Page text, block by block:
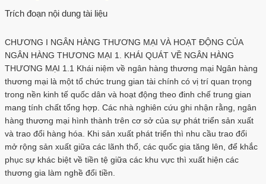
Trích đoạn nội dung tài liệu
CHƯƠNG I NGÂN HÀNG THƯƠNG MẠI VÀ HOẠT ĐỘNG CỦA
NGÂN HÀNG THƯƠNG MẠI 1. KHÁI QUÁT VỀ NGÂN HÀNG
THƯƠNG MẠI 1.1 Khái niệm về ngân hàng thương mại Ngân hàng
thương mại là một tổ chức trung gian tài chính có vị trí quan trọng
trong nền kinh tế quốc dân và hoạt động theo đinh chế trung gian
mang tính chất tổng hợp. Các nhà nghiên cứu ghi nhận rằng, ngân
hàng thương mại hình thành trên cơ sở của sự phát triển sản xuất
và trao đổi hàng hóa. Khi sản xuất phát triển thì nhu cầu trao đổi
mở rộng sản xuất giữa các lãnh thổ, các quốc gia tăng lên, để khắc
phục sự khác biệt về tiền tệ giữa các khu vực thì xuất hiện các
thương gia làm nghề đổi tiền.